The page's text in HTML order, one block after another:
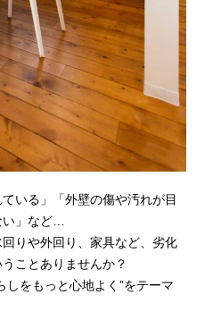
いる」「外壁の傷や汚れが目
」など…
りや外回り、家具など、劣化
ことありませんか？
しをもっと心地よく”をテーマ